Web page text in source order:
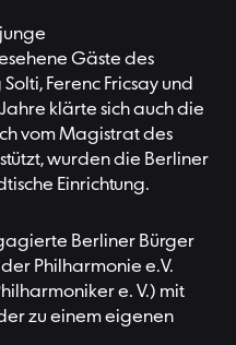
Gäste des
Ferenc Fricsay und
klärte sich auch die
vom Magistrat des
wurden die Berliner
Einrichtung.
Berliner Bürger
Philharmonie e.V.
e. V.) mit
zu einem eigenen